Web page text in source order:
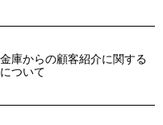
庫からの顧客紹介に関する
ついて